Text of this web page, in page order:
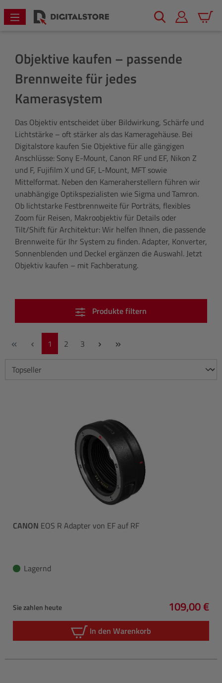
springen
Objektive kaufen – passende
Brennweite für jedes
Kamerasystem
Das Objektiv entscheidet über Bildwirkung, Schärfe und
Lichtstärke – oft stärker als das Kameragehäuse. Bei
Digitalstore kaufen Sie Objektive für alle gängigen
Anschlüsse: Sony E-Mount, Canon RF und EF, Nikon Z
und F, Fujifilm X und GF, L-Mount, MFT sowie
Mittelformat. Neben den Kameraherstellern führen wir
unabhängige Optikspezialisten wie Sigma und Tamron.
Ob lichtstarke Festbrennweite für Porträts, flexibles
Zoom für Reisen, Makroobjektiv für Details oder
Tilt/Shift für Architektur: Wir helfen Ihnen, die passende
Brennweite für Ihr System zu finden. Adapter, Konverter,
Sonnenblenden und Deckel ergänzen die Auswahl. Jetzt
Objektiv kaufen – mit Fachberatung.
Produkte filtern
Seite
1 Seite
2 Seite
3
CANON EOS R Adapter von EF auf RF
Lagernd
Sie zahlen heute
Regulärer
109,00 €
In den Warenkorb